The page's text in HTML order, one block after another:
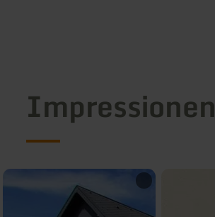
Impressionen